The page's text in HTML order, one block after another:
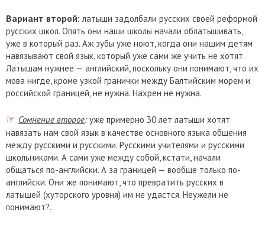
Вариант второй: латыши задолбали русских своей реформой
русских школ. Опять они наши школы начали облатышивать,
уже в который раз. Аж зубы уже ноют, когда они нашим детям
навязывают свой язык, который уже сами же учить не хотят.
Латышам нужнее — английский, поскольку они понимают, что их
мова нигде, кроме узкой гранички между Балтийским морем и
российской границей, не нужна. Нахрен не нужна.
☞ Сомнение второе:уже примерно 30 лет латыши хотят
навязать нам свой язык в качестве основного языка общения
между русскими и русскими. Русскими учителями и русскими
школьниками. А сами уже между собой, кстати, начали
общаться по-английски. А за границей — вообще только по-
английски. Они же понимают, что превратить русских в
латышей (хуторского уровня) им не удастся. Неужели не
понимают?..